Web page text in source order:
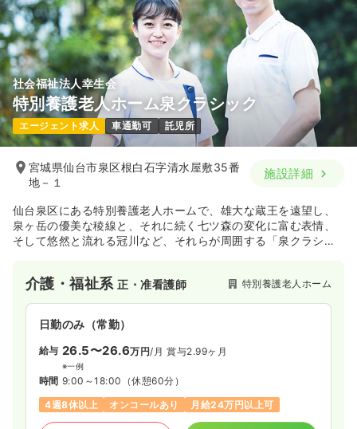
社会福祉法人幸生会
特別養護老人ホーム泉クラシック
エージェント求人 車通勤可 託児所
宮城県仙台市泉区根白石字清水屋敷35番
地－１
施設詳細
仙台泉区にある特別養護老人ホームで、雄大な蔵王を遠望し、
泉ヶ岳の優美な稜線と、それに続く七ツ森の変化に富む表情、
そして悠然と流れる冠川など、それらが周囲する「泉クラシッ
介護・福祉系正・准看護師 特別養護老人ホーム
日勤のみ（常勤）
給与 26.5〜26.6万円/月 賞与2.99ヶ月
※一例
時間 9:00～18:00 （休憩60分）
4週8休以上
オンコールあり 月給24万円以上可